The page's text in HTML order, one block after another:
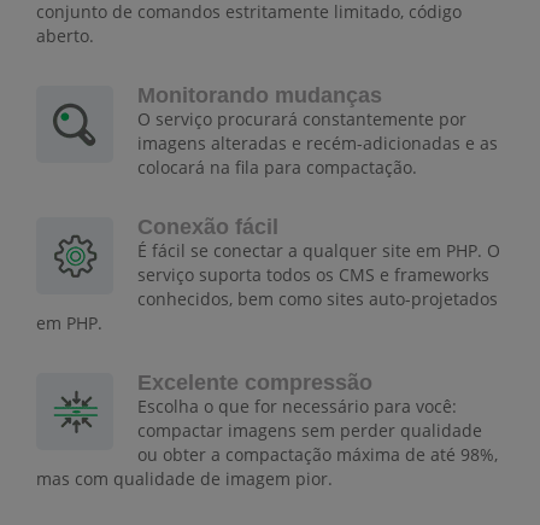
conjunto de comandos estritamente limitado, código
aberto.
Monitorando mudanças
O serviço procurará constantemente por
imagens alteradas e recém-adicionadas e as
colocará na fila para compactação.
Conexão fácil
É fácil se conectar a qualquer site em PHP. O
serviço suporta todos os CMS e frameworks
conhecidos, bem como sites auto-projetados
em PHP.
Excelente compressão
Escolha o que for necessário para você:
compactar imagens sem perder qualidade
ou obter a compactação máxima de até 98%,
mas com qualidade de imagem pior.